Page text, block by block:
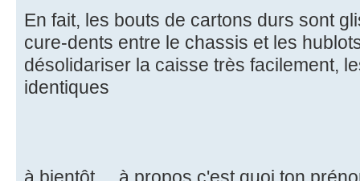
En fait, les bouts de cartons durs sont
cure-dents entre le chassis et les
désolidariser la caisse très facilement,
identiques